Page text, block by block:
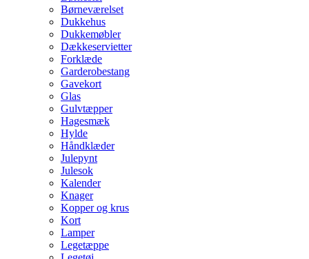
Børneværelset
Dukkehus
Dukkemøbler
Dækkeservietter
Forklæde
Garderobestang
Gavekort
Glas
Gulvtæpper
Hagesmæk
Hylde
Håndklæder
Julepynt
Julesok
Kalender
Knager
Kopper og krus
Kort
Lamper
Legetæppe